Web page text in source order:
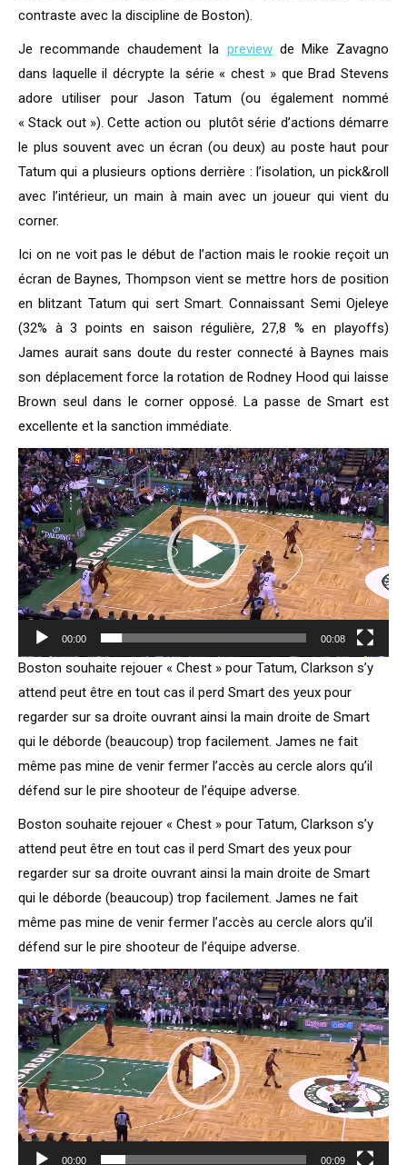
contraste avec la discipline de Boston).
Je recommande chaudement la previewde Mike Zavagno
dans laquelle il décrypte la série « chest » que Brad Stevens
adore utiliser pour Jason Tatum (ou également nommé
« Stack out »). Cette action ou plutôt série d’actions démarre
le plus souvent avec un écran (ou deux) au poste haut pour
Tatum qui a plusieurs options derrière : l’isolation, un pick&roll
avec l’intérieur, un main à main avec un joueur qui vient du
corner.
Ici on ne voit pas le début de l’action mais le rookie reçoit un
écran de Baynes, Thompson vient se mettre hors de position
en blitzant Tatum qui sert Smart. Connaissant Semi Ojeleye
(32% à 3 points en saison régulière, 27,8 % en playoffs)
James aurait sans doute du rester connecté à Baynes mais
son déplacement force la rotation de Rodney Hood qui laisse
Brown seul dans le corner opposé. La passe de Smart est
excellente et la sanction immédiate.
Lecteur
vidéo
00:00 00:08
Boston souhaite rejouer « Chest » pour Tatum, Clarkson s’y
attend peut être en tout cas il perd Smart des yeux pour
regarder sur sa droite ouvrant ainsi la main droite de Smart
qui le déborde (beaucoup) trop facilement. James ne fait
même pas mine de venir fermer l’accès au cercle alors qu’il
défend sur le pire shooteur de l’équipe adverse.
Boston souhaite rejouer « Chest » pour Tatum, Clarkson s’y
attend peut être en tout cas il perd Smart des yeux pour
regarder sur sa droite ouvrant ainsi la main droite de Smart
qui le déborde (beaucoup) trop facilement. James ne fait
même pas mine de venir fermer l’accès au cercle alors qu’il
défend sur le pire shooteur de l’équipe adverse.
Lecteur
vidéo
00:00 00:09